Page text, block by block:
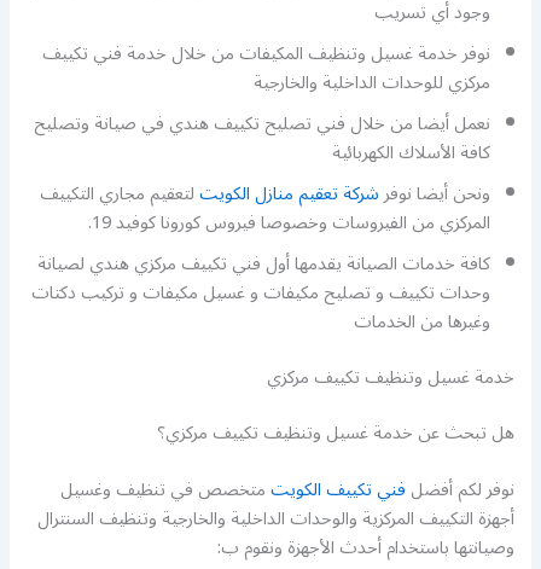
وجود أي تسريب
نوفر خدمة غسيل وتنظيف المكيفات من خلال خدمة فني تكييف
مركزي للوحدات الداخلية والخارجية
نعمل أيضا من خلال فني تصليح تكييف هندي في صيانة وتصليح
كافة الأسلاك الكهربائية
ونحن أيضا نوفرشركة تعقيم منازل الكويتلتعقيم مجاري التكييف
المركزي من الفيروسات وخصوصا فيروس كورونا كوفيد 19.
كافة خدمات الصيانة يقدمها أول فني تكييف مركزي هندي لصيانة
وحدات تكييف و تصليح مكيفات و غسيل مكيفات و تركيب دكتات
وغيرها من الخدمات
خدمة غسيل وتنظيف تكييف مركزي
هل تبحث عن خدمة غسيل وتنظيف تكييف مركزي؟
نوفر لكم أفضلفني تكييف الكويتمتخصص في تنظيف وغسيل
أجهزة التكييف المركزية والوحدات الداخلية والخارجية وتنظيف السنترال
وصيانتها باستخدام أحدث الأجهزة ونقوم ب: